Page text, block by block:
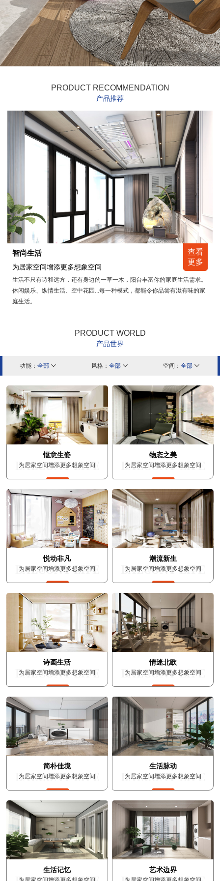
PRODUCT RECOMMENDATION
产品推荐
智尚生活
为居家空间增添更多想象空间
生活不只有诗和远方，还有身边的一草一木，阳台丰富你的家庭生活需求。
休闲娱乐、纵情生活、空中花园...每一种模式，都能令你品尝有滋有味的家
庭生活。
查看
更多
PRODUCT WORLD
产品世界
功能：全部  风格：全部  空间：全部 
惬意生姿
为居家空间增添更多想象空间
物态之美
为居家空间增添更多想象空间
悦动非凡
为居家空间增添更多想象空间
潮流新生
为居家空间增添更多想象空间
诗画生活
为居家空间增添更多想象空间
情迷北欧
为居家空间增添更多想象空间
简朴佳境
为居家空间增添更多想象空间
生活脉动
为居家空间增添更多想象空间
生活记忆 艺术边界